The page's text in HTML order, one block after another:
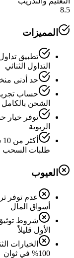
8.5
المميزات
تطبيق
التداول الثنائي
حد أدنى منخفض
الشحن بالكامل
توفر خيار
الربوية
طلبات السحب
العيوب
عدم توفر
أسواق المال
الأول قليلاً
الخيارات
100% في ثوانٍ